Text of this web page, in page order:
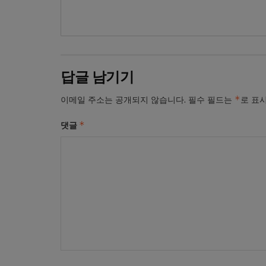
답글 남기기
이메일 주소는 공개되지 않습니다. 필수 필드는 *로 표
댓글 *